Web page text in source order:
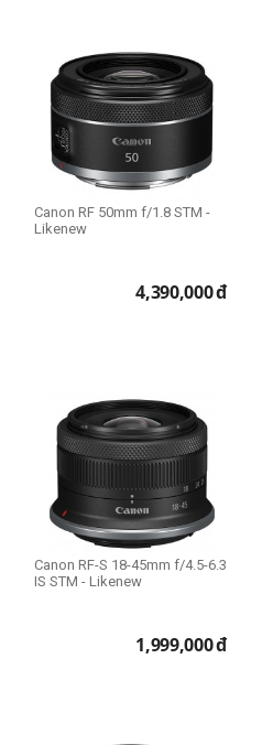
Canon RF 50mm f/1.8 STM -
Likenew
4,390,000đ
Canon RF-S 18-45mm f/4.5-6.3
IS STM - Likenew
1,999,000đ